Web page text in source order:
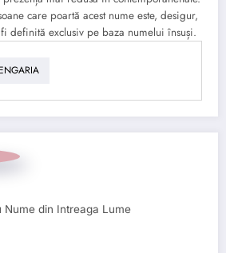
care poartă acest nume este, desigur,
definită exclusiv pe baza numelui însuși.
Nume din Intreaga Lume